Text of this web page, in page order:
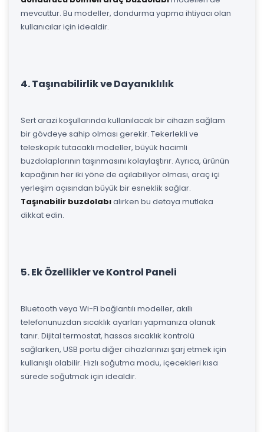
mevcuttur. Bu modeller, dondurma yapma ihtiyacı olan
kullanıcılar için idealdir.
4. Taşınabilirlik ve Dayanıklılık
Sert arazi koşullarında kullanılacak bir cihazın sağlam
bir gövdeye sahip olması gerekir. Tekerlekli ve
teleskopik tutacaklı modeller, büyük hacimli
buzdolaplarının taşınmasını kolaylaştırır. Ayrıca, ürünün
kapağının her iki yöne de açılabiliyor olması, araç içi
yerleşim açısından büyük bir esneklik sağlar.
Taşınabilir buzdolabıalırken bu detaya mutlaka
dikkat edin.
5. Ek Özellikler ve Kontrol Paneli
Bluetooth veya Wi-Fi bağlantılı modeller, akıllı
telefonunuzdan sıcaklık ayarları yapmanıza olanak
tanır. Dijital termostat, hassas sıcaklık kontrolü
sağlarken, USB portu diğer cihazlarınızı şarj etmek için
kullanışlı olabilir. Hızlı soğutma modu, içecekleri kısa
sürede soğutmak için idealdir.